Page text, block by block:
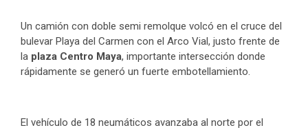
Un camión con doble semi remolque volcó en el cruce del
bulevar Playa del Carmen con el Arco Vial, justo frente de
la plaza Centro Maya, importante intersección donde
rápidamente se generó un fuerte embotellamiento.
El vehículo de 18 neumáticos avanzaba al norte por el